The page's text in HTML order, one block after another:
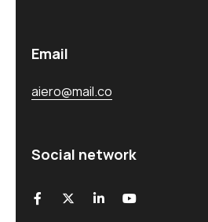
Email
aiero@mail.co
Social network